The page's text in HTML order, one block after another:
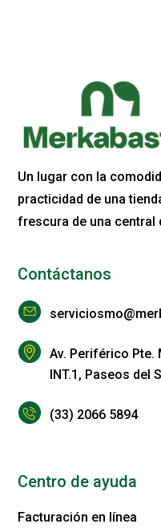
Un lugar con la
practicidad de una
frescura de una central
Contáctanos
Av. Periférico Pte.
INT.1, Paseos del
(33) 2066 5894
Centro de ayuda
Facturación en línea